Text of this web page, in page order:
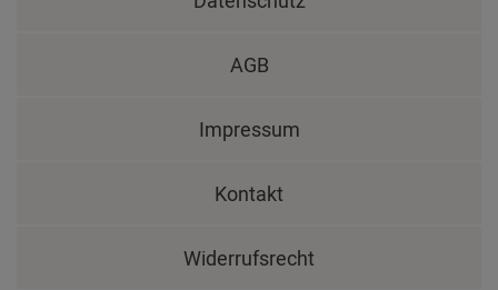
AGB
Impressum
Kontakt
Widerrufsrecht